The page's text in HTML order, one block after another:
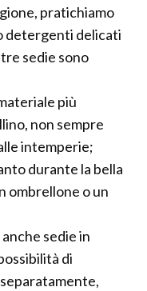
pratichiamo
detergenti delicati
sedie sono
più
non sempre
intemperie;
durante la bella
ombrellone o un
sedie in
di